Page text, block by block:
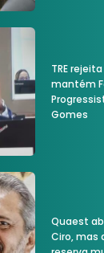
TRE
mantém
Gomes
Quaest
Ciro, mas